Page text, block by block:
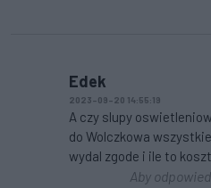
Edek
2023-09-20 14:55:19
A czy slupy
do Wolczkowa
wydal zgode i ile to
Aby